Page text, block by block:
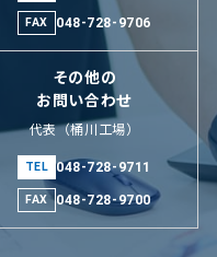
048-728-9706
その他の
お問い合わせ
代表（桶川工場）
048-728-9711
048-728-9700